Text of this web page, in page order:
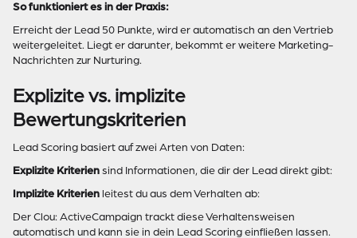
So funktioniert es in der Praxis:
Erreicht der Lead 50 Punkte, wird er automatisch an den Vertrieb
weitergeleitet. Liegt er darunter, bekommt er weitere Marketing-
Nachrichten zur Nurturing.
Explizite vs. implizite
Bewertungskriterien
Lead Scoring basiert auf zwei Arten von Daten:
Explizite Kriterien sind Informationen, die dir der Lead direkt gibt:
Implizite Kriterien leitest du aus dem Verhalten ab:
Der Clou: ActiveCampaign trackt diese Verhaltensweisen
automatisch und kann sie in dein Lead Scoring einfließen lassen.